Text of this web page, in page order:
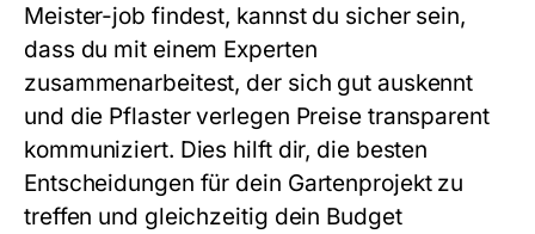
Meister-job findest, kannst du sicher sein,
dass du mit einem Experten
zusammenarbeitest, der sich gut auskennt
und die Pflaster verlegen Preise transparent
kommuniziert. Dies hilft dir, die besten
Entscheidungen für dein Gartenprojekt zu
treffen und gleichzeitig dein Budget